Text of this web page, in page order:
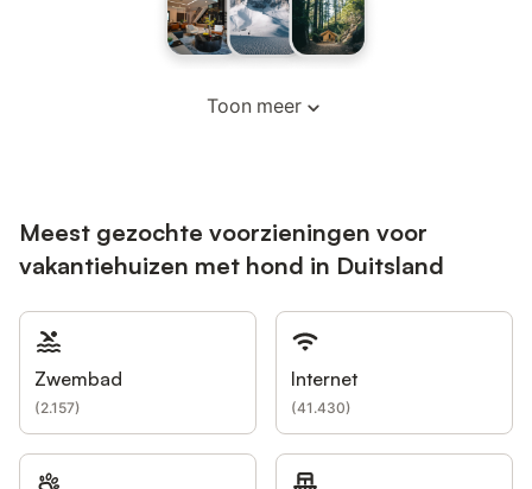
Toon meer
Meest gezochte voorzieningen voor
vakantiehuizen met hond in Duitsland
Zwembad
(2.157)
Internet
(41.430)